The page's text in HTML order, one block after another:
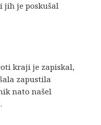
jih je poskušal
kraji je zapiskal,
zapustila
nato našel